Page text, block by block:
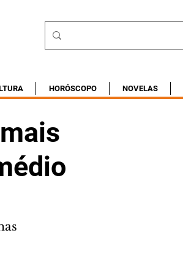
HORÓSCOPO NOVELAS